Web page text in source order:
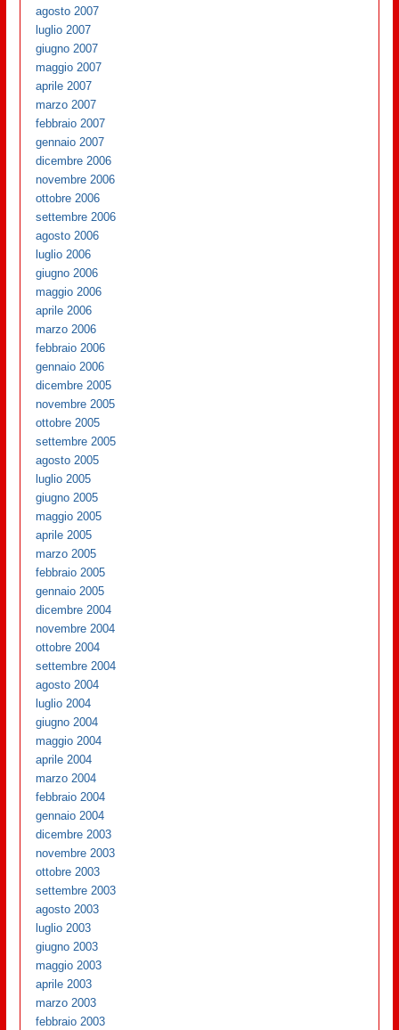
agosto 2007
luglio 2007
giugno 2007
maggio 2007
aprile 2007
marzo 2007
febbraio 2007
gennaio 2007
dicembre 2006
novembre 2006
ottobre 2006
settembre 2006
agosto 2006
luglio 2006
giugno 2006
maggio 2006
aprile 2006
marzo 2006
febbraio 2006
gennaio 2006
dicembre 2005
novembre 2005
ottobre 2005
settembre 2005
agosto 2005
luglio 2005
giugno 2005
maggio 2005
aprile 2005
marzo 2005
febbraio 2005
gennaio 2005
dicembre 2004
novembre 2004
ottobre 2004
settembre 2004
agosto 2004
luglio 2004
giugno 2004
maggio 2004
aprile 2004
marzo 2004
febbraio 2004
gennaio 2004
dicembre 2003
novembre 2003
ottobre 2003
settembre 2003
agosto 2003
luglio 2003
giugno 2003
maggio 2003
aprile 2003
marzo 2003
febbraio 2003